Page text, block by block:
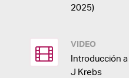
2025)
VIDEO
Introducción
J Krebs